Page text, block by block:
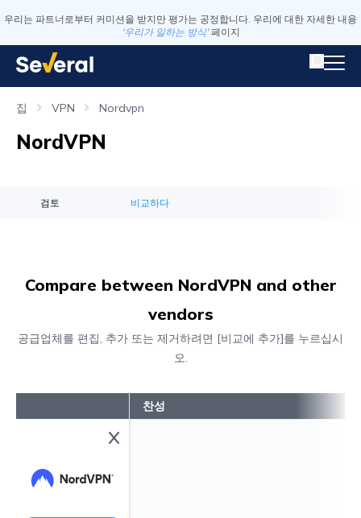
우리는 파트너로부터 커미션을 받지만 평가는 공정합니다. 우리에 대한 자세한 내용
'우리가 일하는 방식' 페이지
집 VPN Nordvpn
NordVPN
검토 비교하다
Compare between NordVPN and other
vendors
공급업체를 편집, 추가 또는 제거하려면 [비교에 추가]를 누르십시
오.
찬성